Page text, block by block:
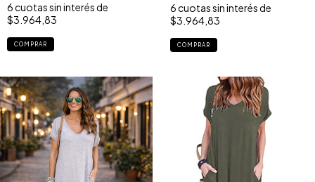
6cuotas sin interés de
$3.964,83
COMPRAR
6cuotas sin interés de
$3.964,83
COMPRAR